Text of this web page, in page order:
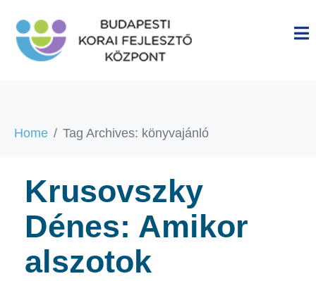
Home Tag Archives: könyvajánló
Krusovszky
Dénes: Amikor
alszotok